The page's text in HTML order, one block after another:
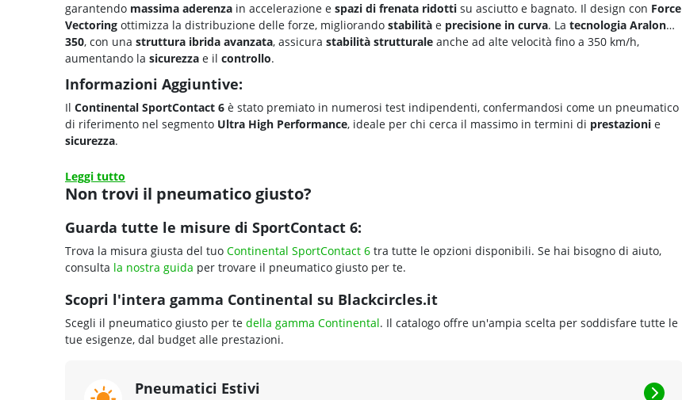
garantendo massima aderenza in accelerazione e spazi di frenata ridotti su asciutto e bagnato. Il design con Force
Vectoring ottimizza la distribuzione delle forze, migliorando stabilità e precisione in curva. La tecnologia Aralon
350, con una struttura ibrida avanzata, assicura stabilità strutturale anche ad alte velocità fino a 350 km/h,
aumentando la sicurezza e il controllo.
Informazioni Aggiuntive:
Il Continental SportContact 6 è stato premiato in numerosi test indipendenti, confermandosi come un pneumatico
di riferimento nel segmento Ultra High Performance, ideale per chi cerca il massimo in termini di prestazioni e
sicurezza.
Leggi tutto
Non trovi il pneumatico giusto?
Guarda tutte le misure di SportContact 6:
Trova la misura giusta del tuo Continental SportContact 6 tra tutte le opzioni disponibili. Se hai bisogno di aiuto,
consulta la nostra guida per trovare il pneumatico giusto per te.
Scopri l'intera gamma Continental su Blackcircles.it
Scegli il pneumatico giusto per te della gamma Continental. Il catalogo offre un'ampia scelta per soddisfare tutte le
tue esigenze, dal budget alle prestazioni.
Pneumatici Estivi